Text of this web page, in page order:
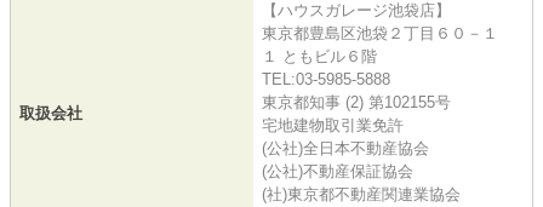
取扱会社
【ハウスガレージ池袋店】
東京都豊島区池袋２丁目６０－１
１ ともビル６階
TEL:03-5985-5888
東京都知事 (2) 第102155号
宅地建物取引業免許
(公社)全日本不動産協会
(公社)不動産保証協会
(社)東京都不動産関連業協会